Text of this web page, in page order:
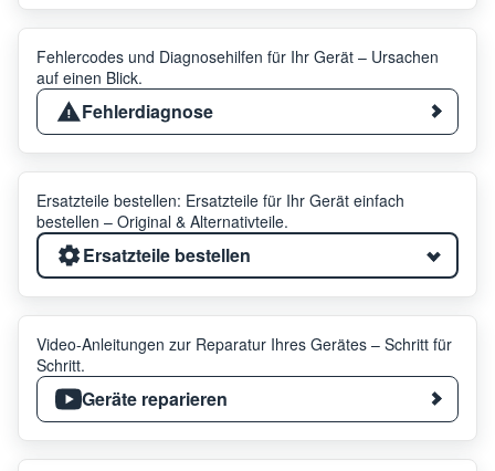
Fehlercodes und Diagnosehilfen für Ihr Gerät – Ursachen
auf einen Blick.
Fehlerdiagnose
Ersatzteile bestellen: Ersatzteile für Ihr Gerät einfach
bestellen – Original & Alternativteile.
Ersatzteile bestellen
Video-Anleitungen zur Reparatur Ihres Gerätes – Schritt für
Schritt.
Geräte reparieren